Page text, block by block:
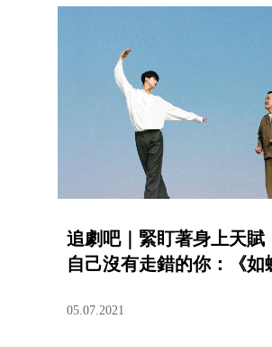
追劇吧｜緊盯著身上天賦
自己沒有走錯的你：《如
05.07.2021